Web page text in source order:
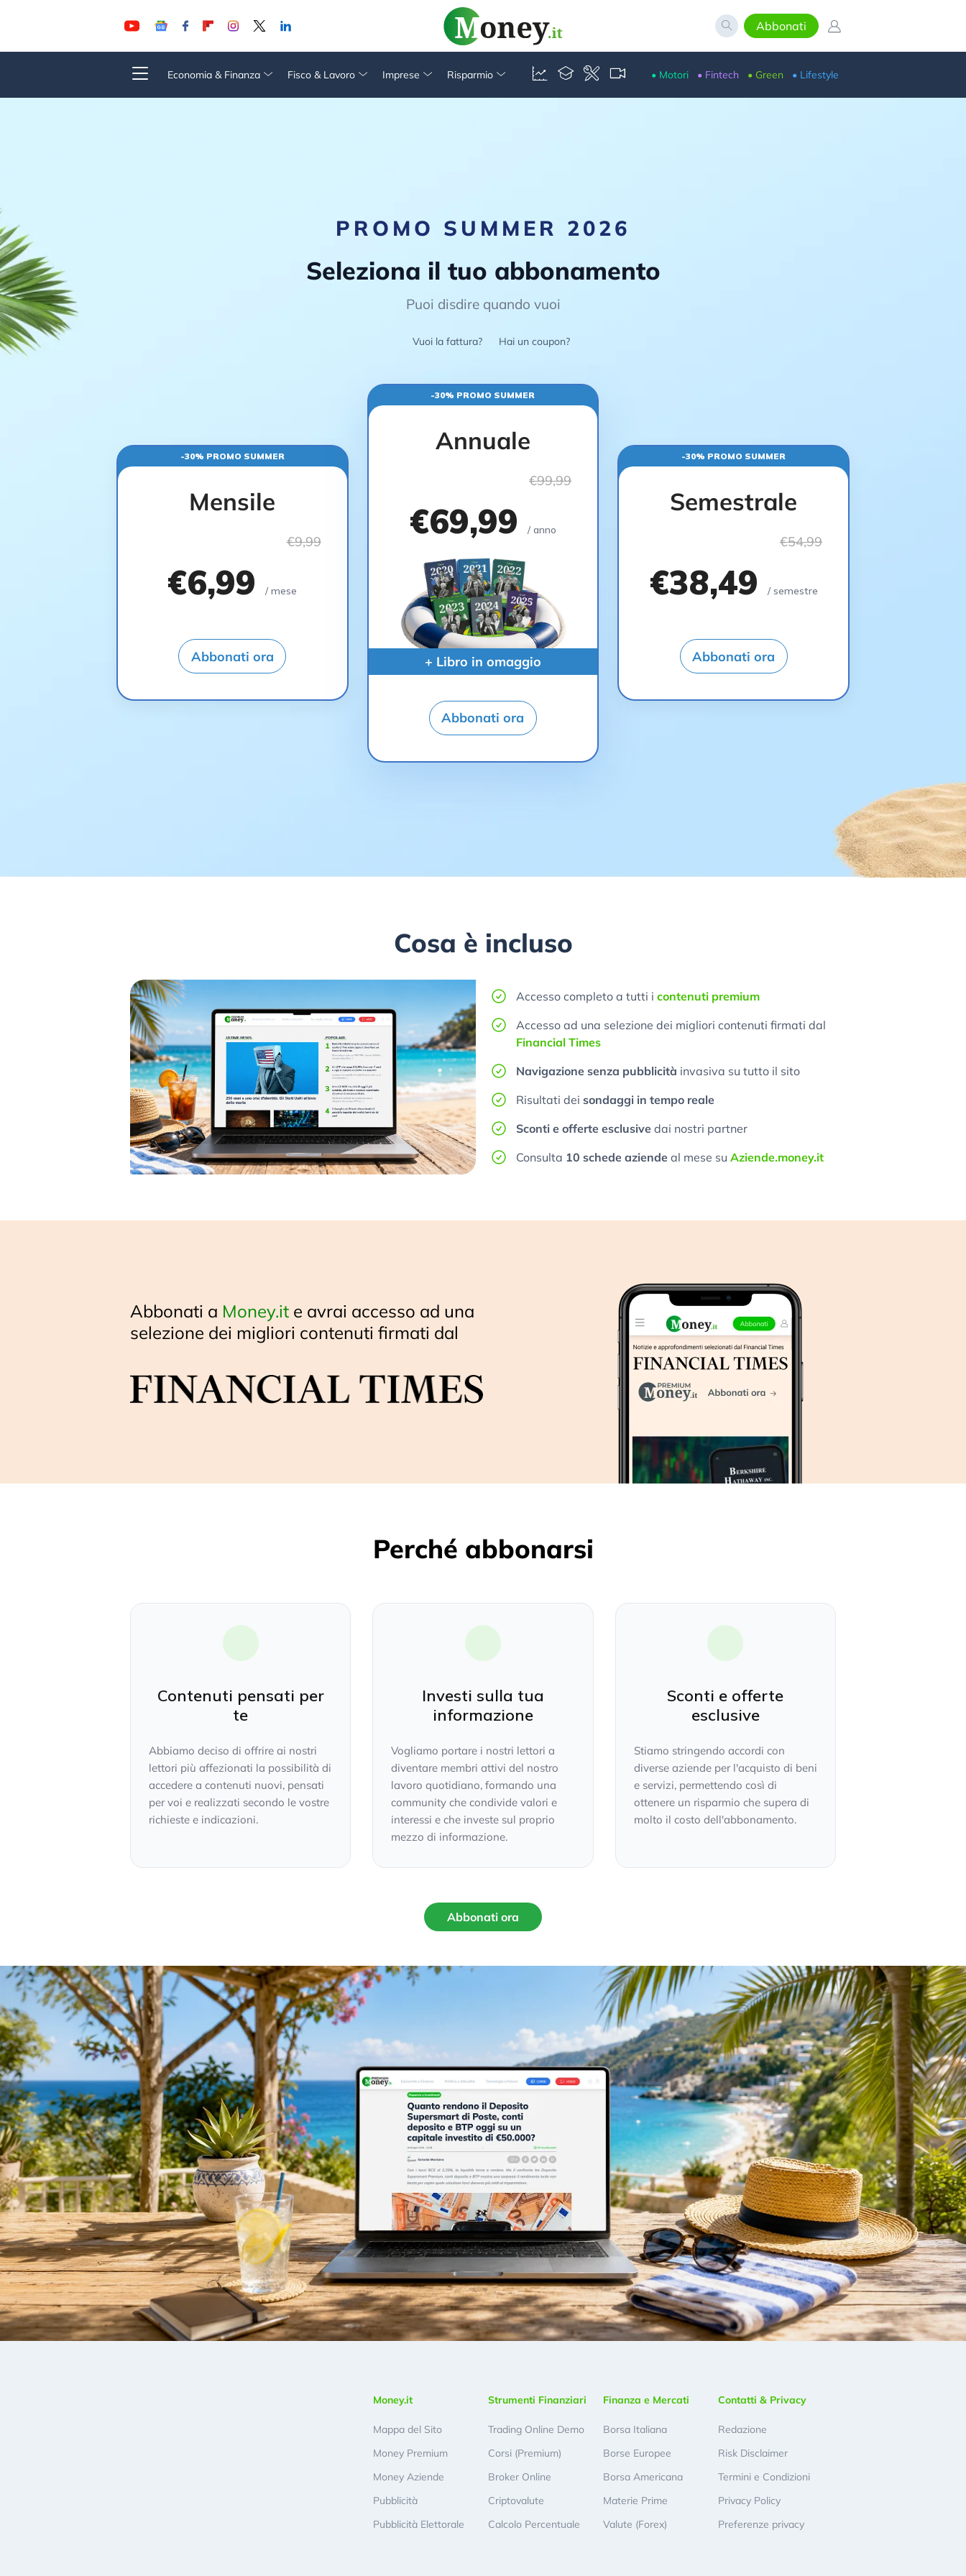
Abbonati
Economia & Finanza Fisco & Lavoro Imprese Risparmio • Motori • Fintech • Green • Lifestyle
PROMO SUMMER 2026
Seleziona il tuo abbonamento
Puoi disdire quando vuoi
Vuoi la fattura? Hai un coupon?
-30% PROMO SUMMER
Mensile
€9,99
€6,99/ mese
Abbonati ora
-30% PROMO SUMMER
Annuale
€99,99
€69,99 / anno
+ Libro in omaggio
Abbonati ora
-30% PROMO SUMMER
Semestrale
€54,99
€38,49 / semestre
Abbonati ora
Cosa è incluso
Accesso completo a tutti i contenuti premium
Accesso ad una selezione dei migliori contenuti firmati dal
Financial Times
Navigazione senza pubblicità invasiva su tutto il sito
Risultati dei sondaggi in tempo reale
Sconti e offerte esclusive dai nostri partner
Consulta 10 schede aziende al mese su Aziende.money.it
Abbonati a Money.it e avrai accesso ad una
selezione dei migliori contenuti firmati dal
Perché abbonarsi
Contenuti pensati per
te
Abbiamo deciso di offrire ai nostri
lettori più affezionati la possibilità di
accedere a contenuti nuovi, pensati
per voi e realizzati secondo le vostre
richieste e indicazioni.
Investi sulla tua
informazione
Vogliamo portare i nostri lettori a
diventare membri attivi del nostro
lavoro quotidiano, formando una
community che condivide valori e
interessi e che investe sul proprio
mezzo di informazione.
Sconti e offerte
esclusive
Stiamo stringendo accordi con
diverse aziende per l'acquisto di beni
e servizi, permettendo così di
ottenere un risparmio che supera di
molto il costo dell'abbonamento.
Abbonati ora
Money.it
Mappa del Sito
Money Premium
Money Aziende
Pubblicità
Pubblicità Elettorale
Strumenti Finanziari
Trading Online Demo
Corsi (Premium)
Broker Online
Criptovalute
Calcolo Percentuale
Finanza e Mercati
Borsa Italiana
Borse Europee
Borsa Americana
Materie Prime
Valute (Forex)
Contatti & Privacy
Redazione
Risk Disclaimer
Termini e Condizioni
Privacy Policy
Preferenze privacy